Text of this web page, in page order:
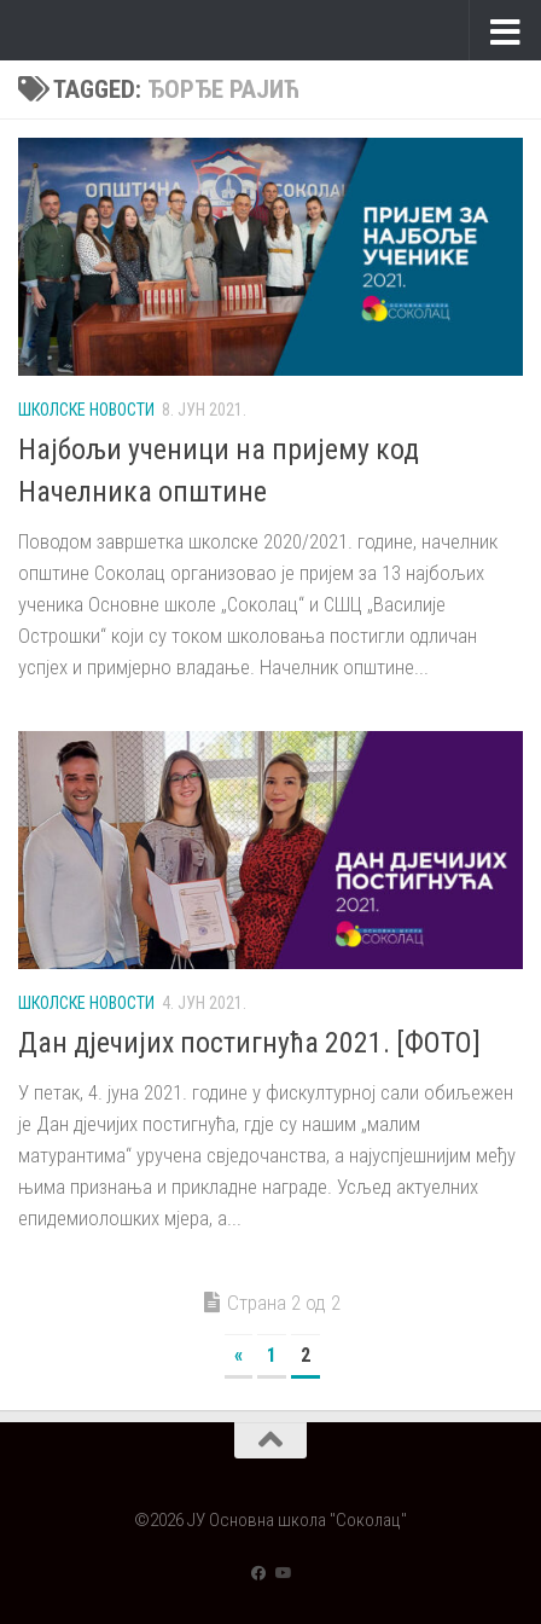
TAGGED: ЂОРЂЕ РАЈИЋ
ШКОЛСКЕ НОВОСТИ 8. ЈУН 2021.
Најбољи ученици на пријему код
Начелника општине
Поводом завршетка школске 2020/2021. године, начелник
општине Соколац организовао је пријем за 13 најбољих
ученика Основне школе „Соколац“ и СШЦ „Василије
Острошки“ који су током школовања постигли одличан
успјех и примјерно владање. Начелник општине...
ШКОЛСКЕ НОВОСТИ 4. ЈУН 2021.
Дан дјечијих постигнућа 2021. [ФОТО]
У петак, 4. јуна 2021. године у фискултурној сали обиљежен
је Дан дјечијих постигнућа, гдје су нашим „малим
матурантима“ уручена свједочанства, а најуспјешнијим међу
њима признања и прикладне награде. Усљед актуелних
епидемиолошких мјера, а...
Страна 2 од 2
« 1 2
©2026 ЈУ Основна школа "Соколац"